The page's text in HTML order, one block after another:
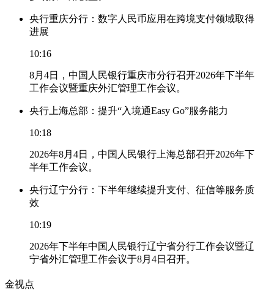
央行重庆分行：数字人民币应用在跨境支付领域取得
进展
10:16
8月4日，中国人民银行重庆市分行召开2026年下半年
工作会议暨重庆外汇管理工作会议。
央行上海总部：提升“入境通Easy Go”服务能力
10:18
2026年8月4日，中国人民银行上海总部召开2026年下
半年工作会议。
央行辽宁分行：下半年继续提升支付、征信等服务质
效
10:19
2026年下半年中国人民银行辽宁省分行工作会议暨辽
宁省外汇管理工作会议于8月4日召开。
金视点